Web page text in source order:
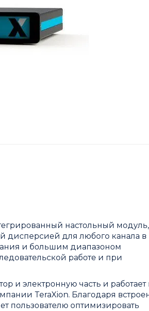
настольный модуль,
дисперсией для любого канала в
и большим диапазоном
работе и при
и электронную часть и работает
TeraXion. Благодаря
пользователю оптимизировать